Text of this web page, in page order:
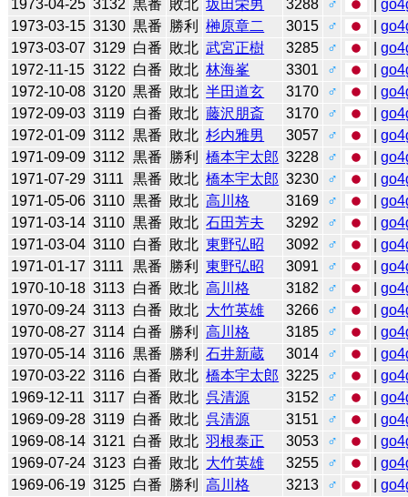
1973-04-25 3132 黒番 敗北 坂田栄男 3288 ♂ |
1973-03-15 3130 黒番 勝利 榊原章二 3015 ♂ |
1973-03-07 3129 白番 敗北 武宮正樹 3285 ♂ |
1972-11-15 3122 白番 敗北 林海峯 3301 ♂ |
1972-10-08 3120 黒番 敗北 半田道玄 3170 ♂ |
1972-09-03 3119 白番 敗北 藤沢朋斎 3170 ♂ |
1972-01-09 3112 黒番 敗北 杉内雅男 3057 ♂ |
1971-09-09 3112 黒番 勝利 橋本宇太郎 3228 ♂ |
1971-07-29 3111 黒番 敗北 橋本宇太郎 3230 ♂ |
1971-05-06 3110 黒番 敗北 高川格 3169 ♂ |
1971-03-14 3110 黒番 敗北 石田芳夫 3292 ♂ |
1971-03-04 3110 白番 敗北 東野弘昭 3092 ♂ |
1971-01-17 3111 黒番 勝利 東野弘昭 3091 ♂ |
1970-10-18 3113 白番 敗北 高川格 3182 ♂ |
1970-09-24 3113 白番 敗北 大竹英雄 3266 ♂ |
1970-08-27 3114 白番 勝利 高川格 3185 ♂ |
1970-05-14 3116 黒番 勝利 石井新蔵 3014 ♂ |
1970-03-22 3116 白番 敗北 橋本宇太郎 3225 ♂ |
1969-12-11 3117 白番 敗北 呉清源 3152 ♂ |
1969-09-28 3119 白番 敗北 呉清源 3151 ♂ |
1969-08-14 3121 白番 敗北 羽根泰正 3053 ♂ |
1969-07-24 3123 白番 敗北 大竹英雄 3255 ♂ |
1969-06-19 3125 白番 勝利 高川格 3213 ♂ |